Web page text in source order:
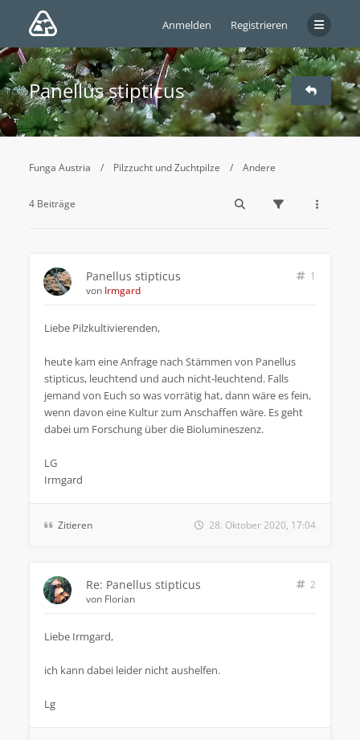
Anmelden Registrieren
Panellus stipticus
Funga Austria Pilzzucht und Zuchtpilze Andere
4 Beiträge
Panellus stipticus
1
von Irmgard
Liebe Pilzkultivierenden,
heute kam eine Anfrage nach Stämmen von Panellus
stipticus, leuchtend und auch nicht-leuchtend. Falls
jemand von Euch so was vorrätig hat, dann wäre es fein,
wenn davon eine Kultur zum Anschaffen wäre. Es geht
dabei um Forschung über die Biolumineszenz.
LG
Irmgard
Zitieren 28. Oktober 2020, 17:04
Re: Panellus stipticus
2
von Florian
Liebe Irmgard,
ich kann dabei leider nicht aushelfen.
Lg